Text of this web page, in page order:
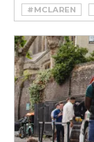
#MCLAREN